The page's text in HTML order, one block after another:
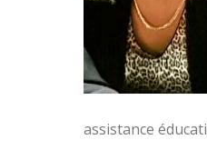
assistance